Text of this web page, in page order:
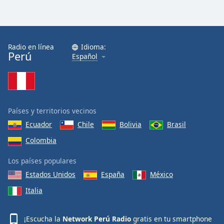
Caption
Area
Background
Opacity
Font
Text
Edge
Radio en línea
Perú
Idioma:
Español
Países y territorios vecinos
Ecuador
Chile Bolivia
Brasil
Colombia
Los países populares
Estados Unidos
España
México
Italia
¡Escucha la Network Perú Radio gratis en tu smartphone